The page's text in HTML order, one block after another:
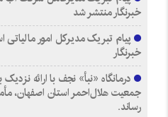
خبرنگار منتشر شد
پیام تبریک مدیرکل امور مالیاتی
خبرنگار
جمعیت هلال‌احمر استان اصفهان،
رساند.